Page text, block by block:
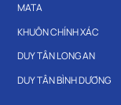
MATA
KHUÔN CHÍNH XÁC
DUY TÂN LONG AN
DUY TÂN BÌNH DƯƠNG